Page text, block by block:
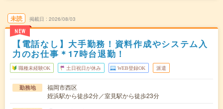
未読
NEW
掲載日 2026/08/03
【電話なし】大手勤務！資料作成やシステム入
力のお仕事＊17時台退勤！
職種未経験OK 土日祝日が休み WEB登録OK 派遣
勤務地
福岡市西区
姪浜駅から徒歩2分／室見駅から徒歩23分